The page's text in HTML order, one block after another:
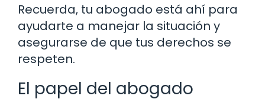
Recuerda, tu abogado está ahí para
ayudarte a manejar la situación y
asegurarse de que tus derechos se
respeten.
El papel del abogado